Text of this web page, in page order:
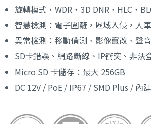
旋轉模式，WDR，3D DNR，HLC，
智慧檢測：電子圍籬，區域入侵，人
異常檢測：移動偵測、影像竄改、聲
SD卡錯誤、網路斷線、IP衝突、非法
Micro SD 卡儲存：最大 256GB
DC 12V / PoE / IP67 / SMD Plus / 內